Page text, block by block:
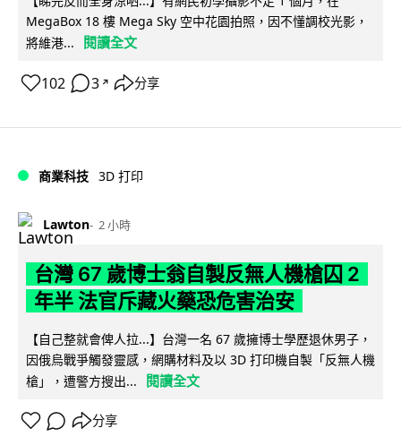
MegaBox 18 樓 Mega Sky 空中花園拍照，因不懂調校光影，
將維港...
閱讀全文
102 3 ↗ 分享
商業科技 3D 打印
Lawton 2 小時
台灣 67 歲博士翁自製反無人機槍囚 2
年半 法官斥藏火藥恐危害治安
【自己整就會俾人拉...】台灣一名 67 歲擁博士學歷退休男子，
因俄烏戰爭觸發靈感，網購材料及以 3D 打印機自製「反無人機
槍」，遭警方搜出...
閱讀全文
分享